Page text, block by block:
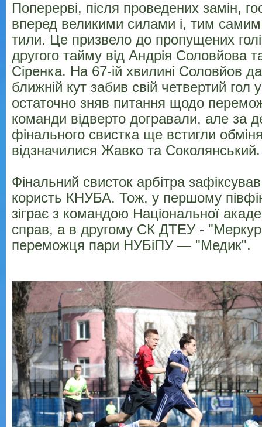
Поперерві, після проведених замін,
вперед великими силами і, тим
тили. Це призвело до пропущених
другого тайму від Андрія Соловйова
Сіренка. На 67-ій хвилині Соловйов
ближній кут забив свій четвертий гол у
остаточно зняв питання щодо
команди відверто догравали, але за
фінального свистка ще встигли
відзначилися Жавко та Соколянський.
Фінальний свисток арбітра
користь КНУБА. Тож, у першому
зіграє з командою Національної
справ, а в другому СК ДТЕУ -
переможця пари НУБіПУ — "Медик".